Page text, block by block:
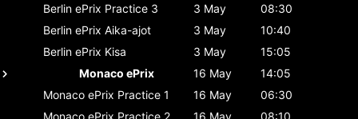
Berlin ePrix Practice 3 3 May
08:30
Berlin ePrix Aika-ajot 3 May
10:40
Berlin ePrix Kisa 3 May
15:05
Monaco ePrix
16 May
14:05
Monaco ePrix Practice 1 16 May
06:30
Monaco ePrix Practice 2 16 May
08:10